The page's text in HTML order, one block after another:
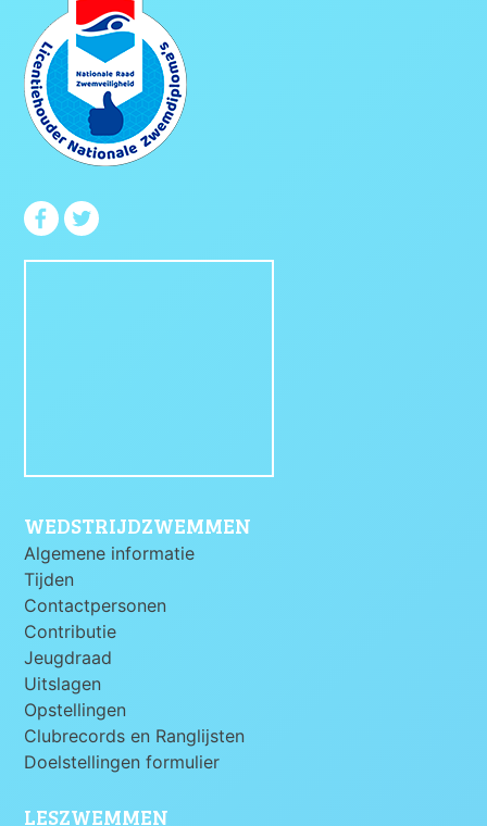
WEDSTRIJDZWEMMEN
Algemene informatie
Tijden
Contactpersonen
Contributie
Jeugdraad
Uitslagen
Opstellingen
Clubrecords en Ranglijsten
Doelstellingen formulier
LESZWEMMEN